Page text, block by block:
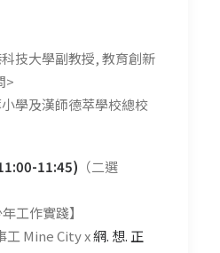
技大學副教授, 教育創新
>
學及漢師德萃學校總校
11:45) （二選
工作實踐】
工 Mine City x網. 想. 正